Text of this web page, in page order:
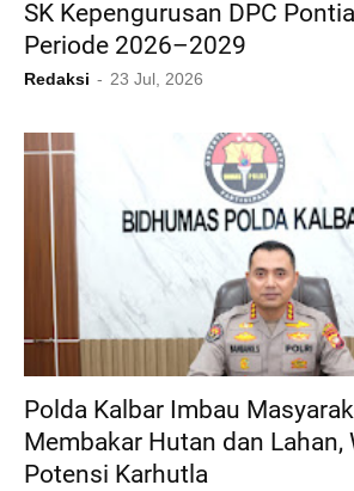
SK Kepengurusan DPC
Periode 2026–2029
Redaksi 23 Jul, 2026
Polda Kalbar Imbau
Membakar Hutan dan Lahan,
Potensi Karhutla